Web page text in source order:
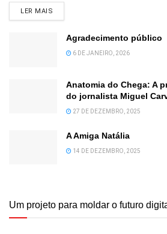
LER MAIS
Agradecimento público
6 DE JANEIRO, 2026
Anatomia do Chega: A
do jornalista Miguel
27 DE DEZEMBRO, 2025
A Amiga Natália
14 DE DEZEMBRO, 2025
Um projeto para moldar o futuro